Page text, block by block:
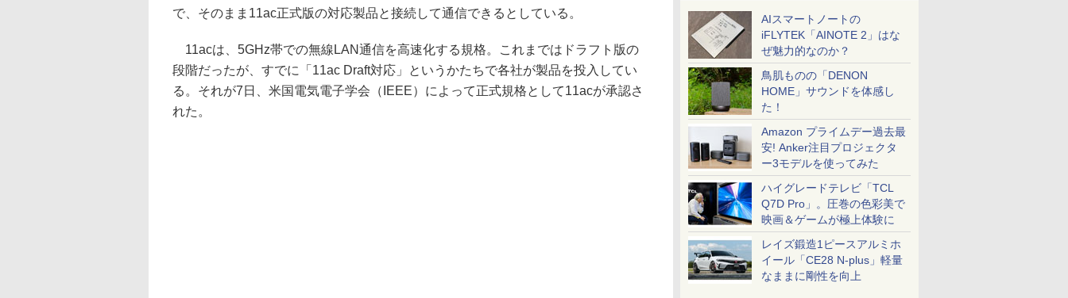
AIスマートノートの
iFLYTEK「AINOTE 2」はな
ぜ魅力的なのか？
鳥肌ものの「DENON
HOME」サウンドを体感し
た！
Amazon プライムデー過去最
安! Anker注目プロジェクタ
ー3モデルを使ってみた
ハイグレードテレビ「TCL
Q7D Pro」。圧巻の色彩美で
映画＆ゲームが極上体験に
レイズ鍛造1ピースアルミホ
イール「CE28 N-plus」軽量
なままに剛性を向上
で、そのまま11ac正式版の対応製品と接続して通信できるとしている。
11acは、5GHz帯での無線LAN通信を高速化する規格。これまではドラフト版の
段階だったが、すでに「11ac Draft対応」というかたちで各社が製品を投入してい
る。それが7日、米国電気電子学会（IEEE）によって正式規格として11acが承認さ
れた。